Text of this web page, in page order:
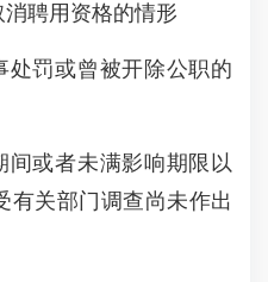
聘用资格的情形
罚或曾被开除公职的
或者未满影响期限以
有关部门调查尚未作出